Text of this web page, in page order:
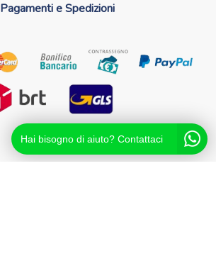
Pagamenti e Spedizioni
Hai bisogno di aiuto? Contattaci